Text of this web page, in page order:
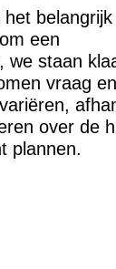
een
we staan
vraag
over de
plannen.